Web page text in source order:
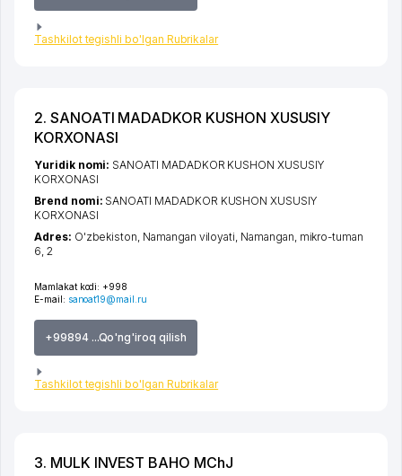
Tashkilot tegishli bo'lgan Rubrikalar
2. SANOATI MADADKOR KUSHON XUSUSIY
KORXONASI
Mamlakat kodi: +998
E-mail: sanoat19@mail.ru
+99894 ...Qo'ng'iroq qilish
Tashkilot tegishli bo'lgan Rubrikalar
Yuridik nomi: SANOATI MADADKOR KUSHON XUSUSIY
KORXONASI
Brend nomi: SANOATI MADADKOR KUSHON XUSUSIY
KORXONASI
Adres: O'zbekiston, Namangan viloyati, Namangan, mikro-tuman
6, 2
3. MULK INVEST BAHO MChJ